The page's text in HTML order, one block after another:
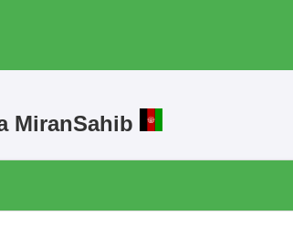
MiranSahib